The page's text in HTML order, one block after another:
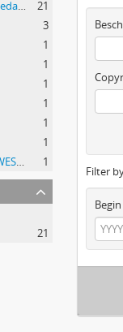
INPI - Instituto Nacional da Propriedade Industrial
21
3
1
1
1
1
1
1
WILLIAM WESLEY COE; WILLIAM WESLEY COE JUNIOR
1
21
Filter
Begin